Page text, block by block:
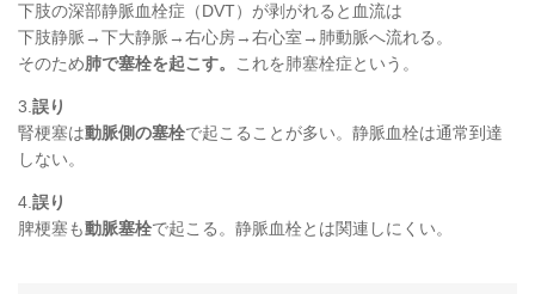
下肢の深部静脈血栓症（DVT）が剥がれると血流は
下肢静脈→下大静脈→右心房→右心室→肺動脈へ流れる。
そのため肺で塞栓を起こす。 これを肺塞栓症という。
3. 誤り
腎梗塞は動脈側の塞栓で起こることが多い。静脈血栓は通常到達
しない。
4. 誤り
脾梗塞も動脈塞栓で起こる。静脈血栓とは関連しにくい。